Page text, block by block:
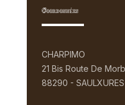
Coordonnées
CHARPIMO
21 Bis Route De
88290 -